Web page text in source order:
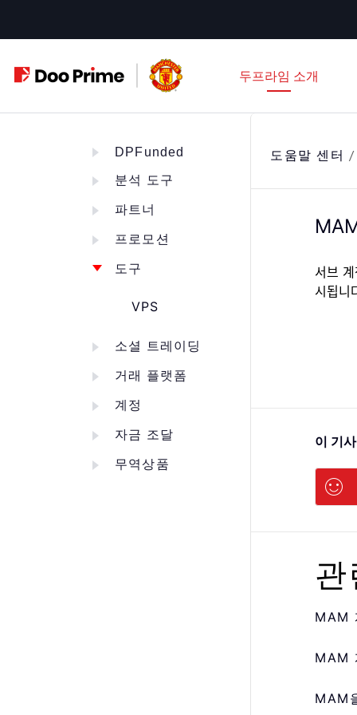
자
바
로
두프라임 소개
DPFunded
분석 도구
파트너
프로모션
도구
VPS
소셜 트레이딩
거래 플랫폼
계정
자금 조달
무역상품
도움말 센터
서브
시됩니
이 기
MAM
MAM
MAM